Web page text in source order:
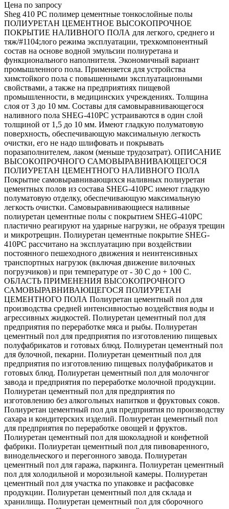
Цена по запросу
Sheg 410 PC полимер цементные тонкослойные полы
ПОЛИУРЕТАН ЦЕМЕНТНОЕ ВЫСОКОПРОЧНОЕ
ПОКРЫТИЕ НАЛИВНОГО ПОЛА для легкого, среднего и
тяж/#1104;лого режима эксплуатации, трехкомпонентный
состав на основе водной эмульсии полиуретана и
функционального наполнителя. Экономичный вариант
промышленного пола. Применяется для устройства
химстойкого пола с повышенными эксплуатационными
свойствами, а также на предприятиях пищевой
промышленности, в медицинских учреждениях. Толщина
слоя от 3 до 10 мм. Составы для самовыравнивающегося
наливного пола SHEG-410PC устраиваются в один слой
толщиной от 1,5 до 10 мм. Имеют гладкую полуматовую
поверхность, обеспечивающую максимальную легкость
очистки, его не надо шлифовать и покрывать
поразаполнителем, лаком (меньше трудозатрат). ОПИСАНИЕ
ВЫСОКОПРОЧНОГО САМОВЫРАВНИВАЮЩЕГОСЯ
ПОЛИУРЕТАН ЦЕМЕНТНОГО НАЛИВНОГО ПОЛА
Покрытие самовыравнивающихся наливных полиуретан
цементных полов из состава SHEG-410PC имеют гладкую
полуматовую отделку, обеспечивающую максимальную
легкость очистки. Самовыравнивающиеся наливные
полиуретан цементные полы с покрытием SHEG-410PC
пластично реагируют на ударные нагрузки, не образуя трещин
и микротрещин. Полиуретан цементные покрытие SHEG-
410PC рассчитано на эксплуатацию при воздействии
постоянного пешеходного движения и неинтенсивных
транспортных нагрузок (включая движение вилочных
погрузчиков) и при температуре от - 30 С до + 100 С.
ОБЛАСТЬ ПРИМЕНЕНИЯ ВЫСОКОПРОЧНОГО
САМОВЫРАВНИВАЮЩЕГОСЯ ПОЛИУРЕТАН
ЦЕМЕНТНОГО ПОЛА Полиуретан цементный пол для
производства средней интенсивностью воздействия воды и
агрессивных жидкостей. Полиуретан цементный пол для
предприятия по переработке мяса и рыбы. Полиуретан
цементный пол для предприятия по изготовлению пищевых
полуфабрикатов и готовых блюд. Полиуретан цементный пол
для булочной, пекарни. Полиуретан цементный пол для
предприятия по изготовлению пищевых полуфабрикатов и
готовых блюд. Полиуретан цементный пол для молочнгог
завода и предприятия по переработке молочной продукции.
Полиуретан цементный пол для предприятия по
изготовлению без алкогольных напитков и фруктовых соков.
Полиуретан цементный пол для предприятия по производству
сахара и кондитерских изделий. Полиуретан цементный пол
для предприятия по переработке овощей и фруктов.
Полиуретан цементный пол для шоколадной и конфетной
фабрики. Полиуретан цементный пол для пивоваренного,
винодельческого и перегонного завода. Полиуретан
цементный пол для гаража, паркинга. Полиуретан цементный
пол для холодильной и морозильной камеры. Полиуретан
цементный пол для участка по упаковке и расфасовке
продукции. Полиуретан цементный пол для склада и
хранилища. Полиуретан цементный пол для сборочного